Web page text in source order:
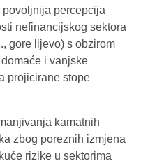
percepcija
nefinancijskog sektora
gore lijevo) s obzirom
i vanjske
projicirane stope
kamatnih
zbog poreznih izmjena
rizike u sektorima